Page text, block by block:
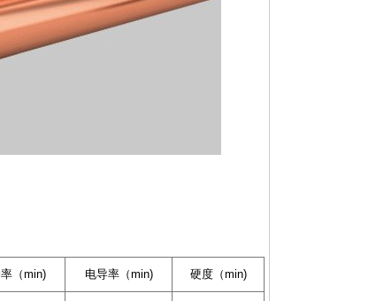
（min) 电导率（min) 硬度（min)